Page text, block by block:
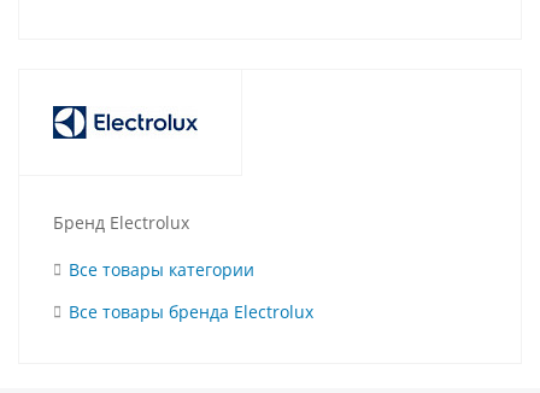
Бренд Electrolux
Все товары категории
Все товары бренда Electrolux